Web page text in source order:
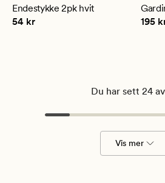
en
gjennomsnittlig
vurdering
Endestykke 2pk hvit
Pris 54 kr
54 kr
Pris
195
Du har sett 24 av
Vis mer